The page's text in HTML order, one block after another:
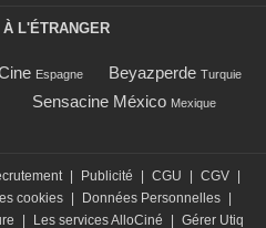
L'ÉTRANGER
Espagne Beyazperde Turquie
Sensacine México Mexique
| Publicité | CGU | CGV |
cookies | Données Personnelles |
| Les services AlloCiné | Gérer Utiq